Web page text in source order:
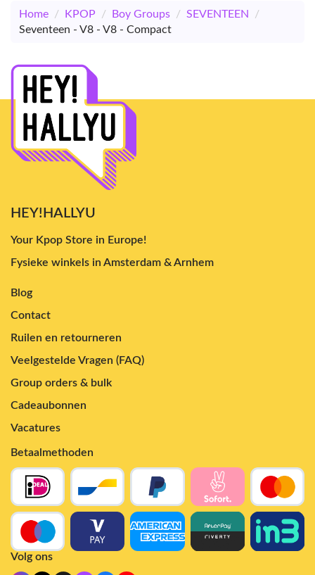
Home / KPOP / Boy Groups / SEVENTEEN
/
Seventeen - V8 - V8 - Compact
HEY!HALLYU
Your Kpop Store in Europe!
Fysieke winkels in Amsterdam & Arnhem
Blog
Contact
Ruilen en retourneren
Veelgestelde Vragen (FAQ)
Group orders & bulk
Cadeaubonnen
Vacatures
Betaalmethoden
Volg ons